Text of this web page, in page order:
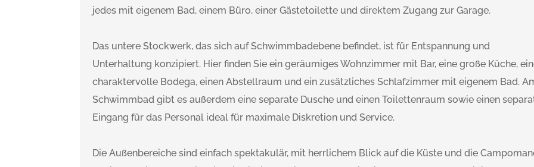
jedes mit eigenem Bad, einem Büro, einer Gästetoilette und direktem Zugang zur Garage.
Das untere Stockwerk, das sich auf Schwimmbadebene befindet, ist für Entspannung und
Unterhaltung konzipiert. Hier finden Sie ein geräumiges Wohnzimmer mit Bar, eine große Küche,
charaktervolle Bodega, einen Abstellraum und ein zusätzliches Schlafzimmer mit eigenem Bad.
Schwimmbad gibt es außerdem eine separate Dusche und einen Toilettenraum sowie einen
Eingang für das Personal ideal für maximale Diskretion und Service.
Die Außenbereiche sind einfach spektakulär, mit herrlichem Blick auf die Küste und die